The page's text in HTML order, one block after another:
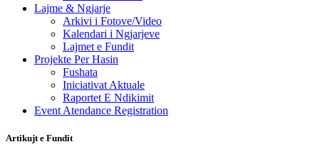
Lajme & Ngjarje
Arkivi i Fotove/Video
Kalendari i Ngjarjeve
Lajmet e Fundit
Projekte Per Hasin
Fushata
Iniciativat Aktuale
Raportet E Ndikimit
Event Atendance Registration
Artikujt e Fundit